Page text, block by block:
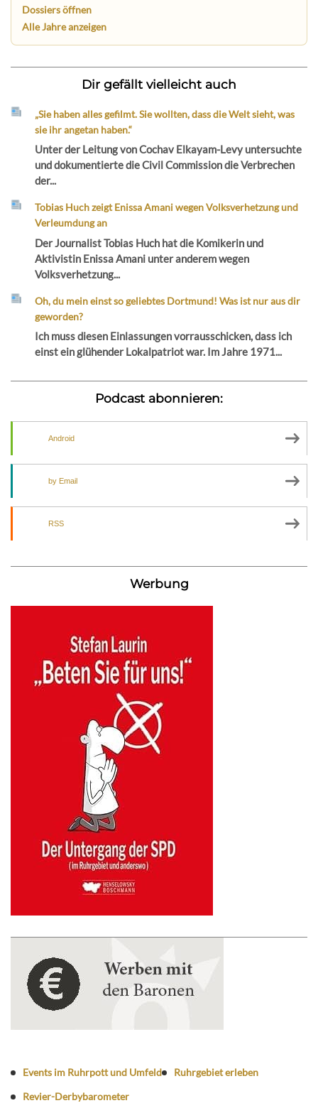
Dossiers öffnen
Alle Jahre anzeigen
Dir gefällt vielleicht auch
„Sie haben alles gefilmt. Sie wollten, dass die Welt sieht, was
sie ihr angetan haben.“
Unter der Leitung von Cochav Elkayam-Levy untersuchte
und dokumentierte die Civil Commission die Verbrechen
der...
Tobias Huch zeigt Enissa Amani wegen Volksverhetzung und
Verleumdung an
Der Journalist Tobias Huch hat die Komikerin und
Aktivistin Enissa Amani unter anderem wegen
Volksverhetzung...
Oh, du mein einst so geliebtes Dortmund! Was ist nur aus dir
geworden?
Ich muss diesen Einlassungen vorrausschicken, dass ich
einst ein glühender Lokalpatriot war. Im Jahre 1971...
Podcast abonnieren:
Android
by Email
RSS
Werbung
Events im Ruhrpott und Umfeld
Ruhrgebiet erleben
Revier-Derbybarometer